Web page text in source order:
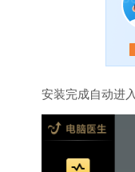
安装完成自动进